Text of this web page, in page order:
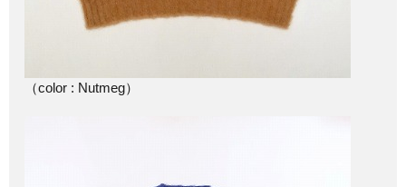
（color : Nutmeg）